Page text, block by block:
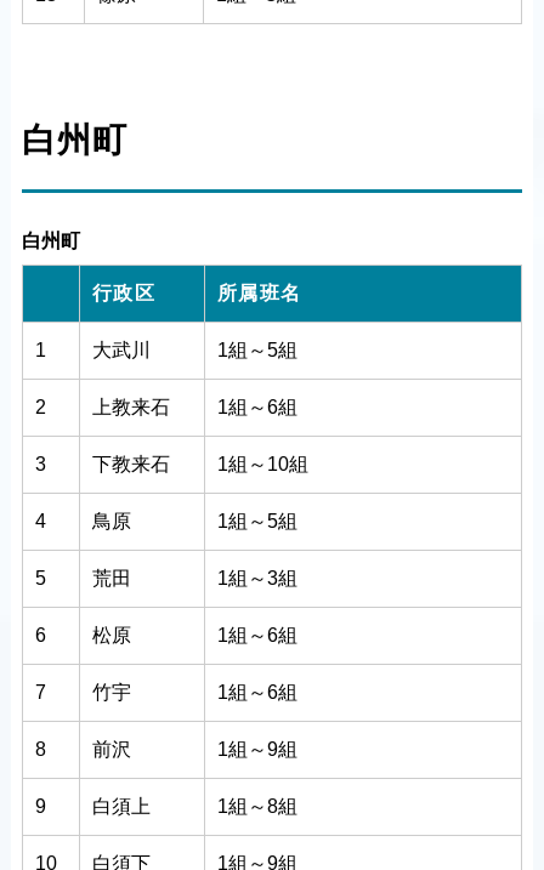
白州町
白州町
行政区 所属班名
1 大武川 1組～5組
2 上教来石 1組～6組
3 下教来石 1組～10組
4 鳥原 1組～5組
5 荒田 1組～3組
6 松原 1組～6組
7 竹宇 1組～6組
8 前沢 1組～9組
9 白須上 1組～8組
10 白須下 1組～9組